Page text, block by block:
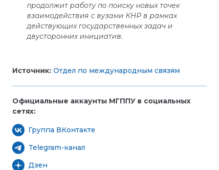
продолжит работу по поиску новых точек
взаимодействия с вузами КНР в рамках
действующих государственных задач и
двусторонних инициатив.
Источник: Отдел по международным связям
Официальные аккаунты МГППУ в социальных
сетях:
Группа ВКонтакте
Telegram-канал
Дзен